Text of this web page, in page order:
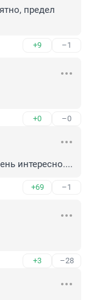
предел
+9 –1
+0 –0
интересно....
+69 –1
+3 –28